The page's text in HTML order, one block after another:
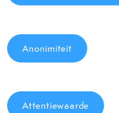
Anonimiteit
Attentiewaarde